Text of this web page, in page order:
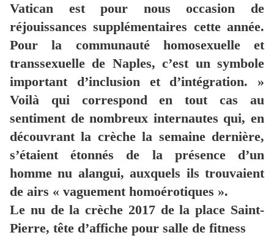
Vatican est pour nous occasion de
réjouissances supplémentaires cette année.
Pour la communauté homosexuelle et
transsexuelle de Naples, c’est un symbole
important d’inclusion et d’intégration. »
Voilà qui correspond en tout cas au
sentiment de nombreux internautes qui, en
découvrant la crèche la semaine dernière,
s’étaient étonnés de la présence d’un
homme nu alangui, auxquels ils trouvaient
de airs « vaguement homoérotiques ».
Le nu de la crèche 2017 de la place Saint-
Pierre, tête d’affiche pour salle de fitness